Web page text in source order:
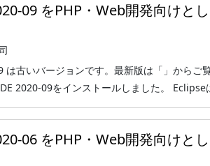
09 をPHP・Web開発向けと
は古いバージョンです。最新版は「」からご
2020-09をインストールしました。
06 をPHP・Web開発向けと